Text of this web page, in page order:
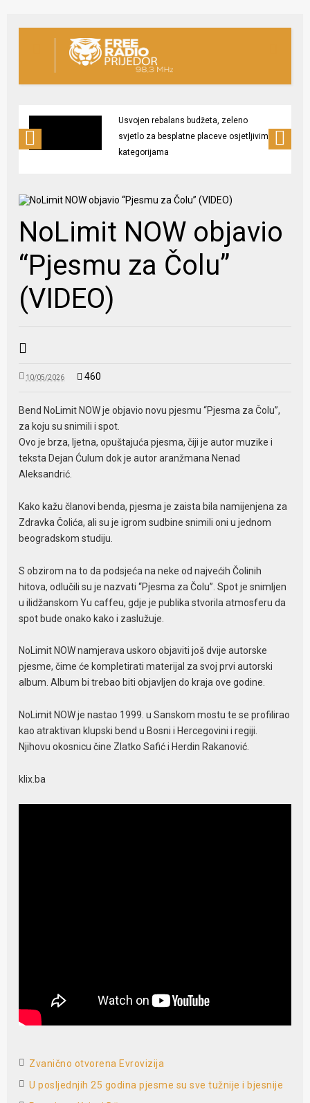
Usvojen rebalans budžeta, zeleno
svjetlo za besplatne placeve osjetljivim
kategorijama
NoLimit NOW objavio
“Pjesmu za Čolu”
(VIDEO)
10/05/2026 460
Bend NoLimit NOW je objavio novu pjesmu “Pjesma za Čolu”,
za koju su snimili i spot.
Ovo je brza, ljetna, opuštajuća pjesma, čiji je autor muzike i
teksta Dejan Ćulum dok je autor aranžmana Nenad
Aleksandrić.
Kako kažu članovi benda, pjesma je zaista bila namijenjena za
Zdravka Čolića, ali su je igrom sudbine snimili oni u jednom
beogradskom studiju.
S obzirom na to da podsjeća na neke od najvećih Čolinih
hitova, odlučili su je nazvati “Pjesma za Čolu”. Spot je snimljen
u ilidžanskom Yu caffeu, gdje je publika stvorila atmosferu da
spot bude onako kako i zaslužuje.
NoLimit NOW namjerava uskoro objaviti još dvije autorske
pjesme, čime će kompletirati materijal za svoj prvi autorski
album. Album bi trebao biti objavljen do kraja ove godine.
NoLimit NOW je nastao 1999. u Sanskom mostu te se profilirao
kao atraktivan klupski bend u Bosni i Hercegovini i regiji.
Njihovu okosnicu čine Zlatko Safić i Herdin Rakanović.
klix.ba
Zvanično otvorena Evrovizija
U posljednjih 25 godina pjesme su sve tužnije i bjesnije